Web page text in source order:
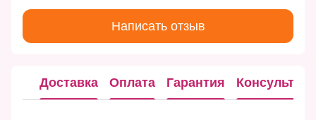
Написать отзыв
Доставка Оплата Гарантия